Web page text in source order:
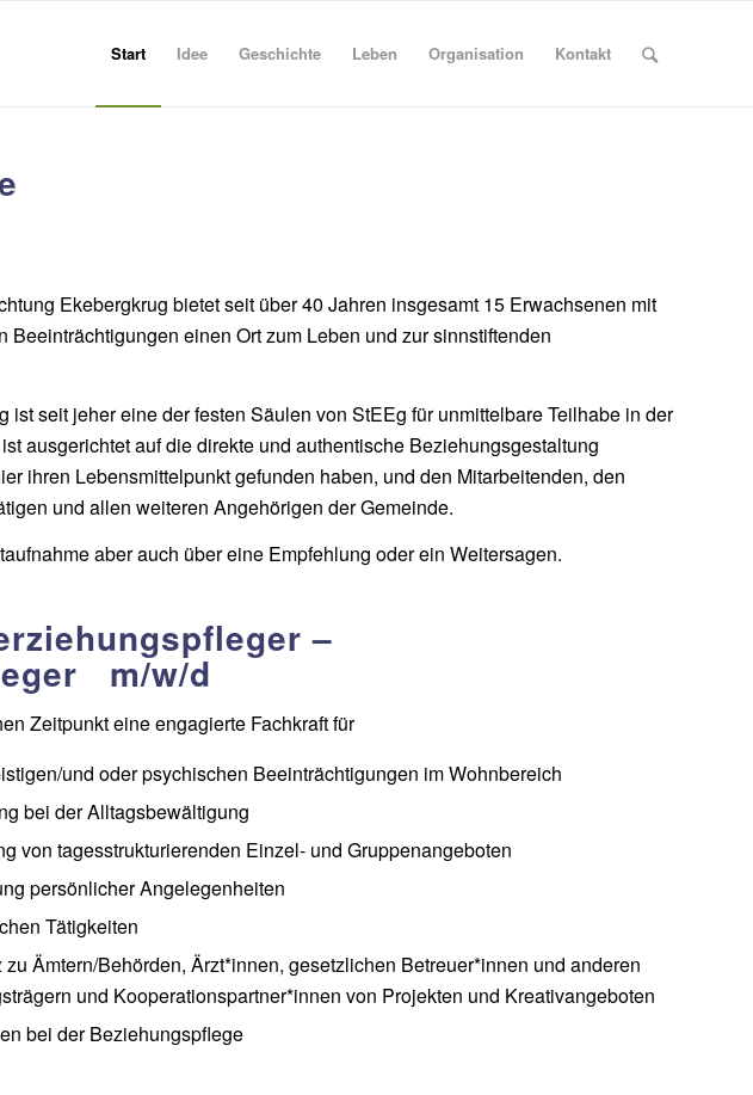
Start Idee Geschichte Leben Organisation Kontakt
Ekebergkrug bietet seit über 40 Jahren insgesamt 15 Erwachsenen mit
Beeinträchtigungen einen Ort zum Leben und zur sinnstiftenden
ist seit jeher eine der festen Säulen von StEEg für unmittelbare Teilhabe in der
ausgerichtet auf die direkte und authentische Beziehungsgestaltung
ihren Lebensmittelpunkt gefunden haben, und den Mitarbeitenden, den
und allen weiteren Angehörigen der Gemeinde.
aber auch über eine Empfehlung oder ein Weitersagen.
–
m/w/d
Zeitpunkt eine engagierte Fachkraft für
und oder psychischen Beeinträchtigungen im Wohnbereich
bei der Alltagsbewältigung
von tagesstrukturierenden Einzel- und Gruppenangeboten
persönlicher Angelegenheiten
Tätigkeiten
Ämtern/Behörden, Ärzt*innen, gesetzlichen Betreuer*innen und anderen
und Kooperationspartner*innen von Projekten und Kreativangeboten
bei der Beziehungspflege